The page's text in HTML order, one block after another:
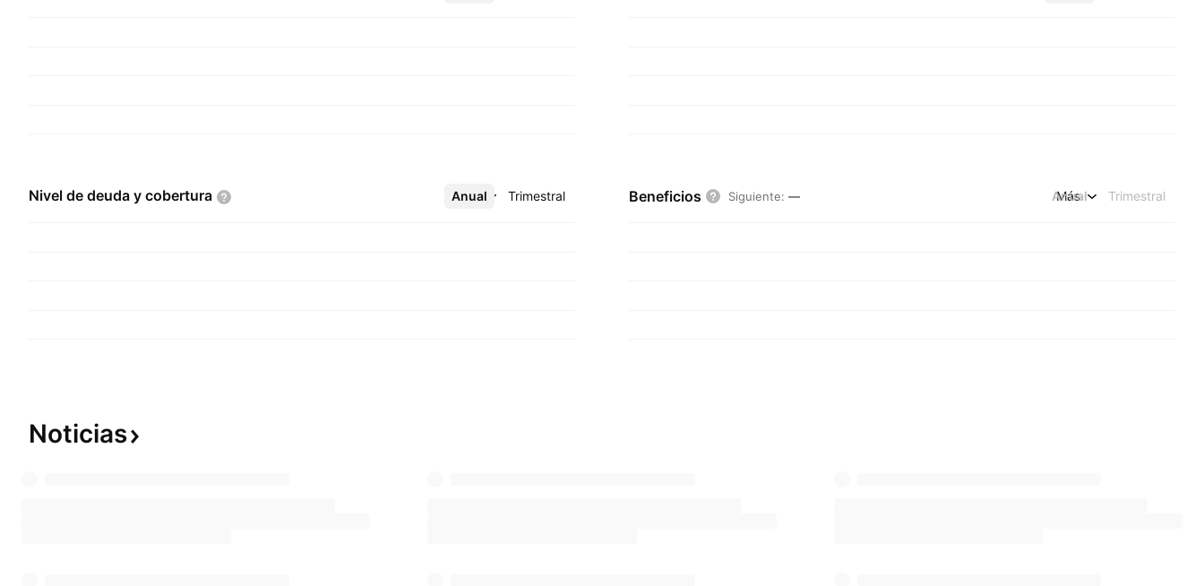
Nivel de deuda y cobertura Anual Trimestral
Más Beneficios Siguiente: — Anual Trimestral
Más
Noticias